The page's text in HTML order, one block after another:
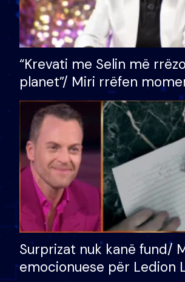
“Krevati me Selin më
planet”/ Miri rrëfen
bukura në shtëpinë e BB
mungojë zilja e mëngjesit
Surprizat nuk kanë fund/
emocionuese për Ledion